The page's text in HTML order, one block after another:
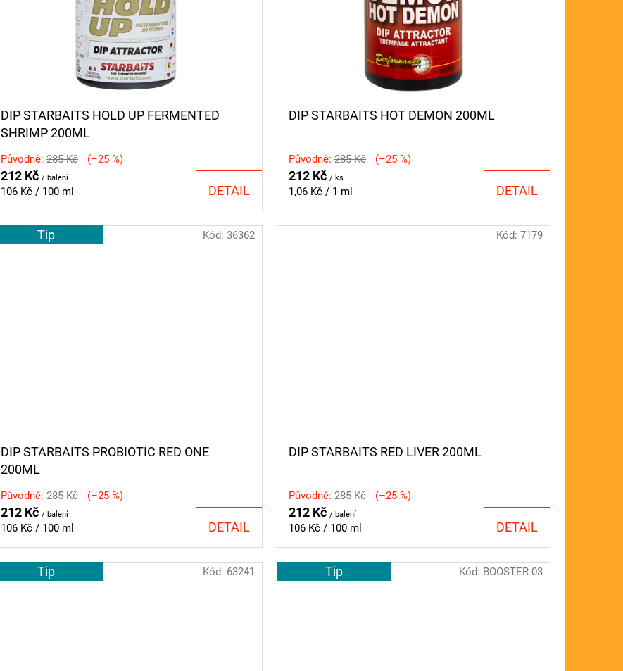
DIP STARBAITS HOLD UP FERMENTED
SHRIMP 200ML
Původně: 285 Kč (–25 %)
212 Kč / balení
Měrná
106 Kč / 100 ml DETAIL
DIP STARBAITS HOT DEMON 200ML
Původně: 285 Kč (–25 %)
212 Kč / ks
Měrná
1,06 Kč / 1 ml DETAIL
Tip
DIP STARBAITS PROBIOTIC RED ONE
200ML
Původně: 285 Kč (–25 %)
212 Kč / balení
Měrná
106 Kč / 100 ml DETAIL
Kód: 36362
DIP STARBAITS RED LIVER 200ML
Původně: 285 Kč (–25 %)
212 Kč / balení
Měrná
106 Kč / 100 ml DETAIL
Kód: 7179
Tip Kód: 63241 Tip Kód: BOOSTER-03